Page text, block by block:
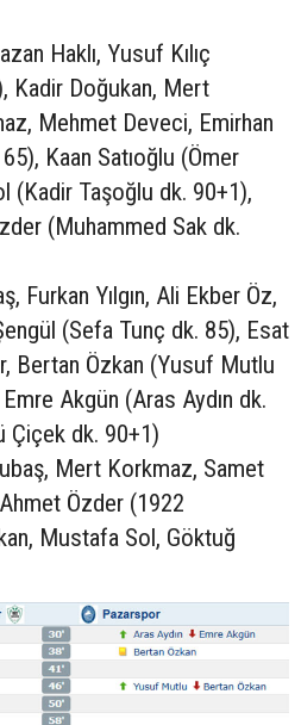
Haklı, Yusuf Kılıç
Kadir Doğukan, Mert
Mehmet Deveci, Emirhan
Kaan Satıoğlu (Ömer
(Kadir Taşoğlu dk. 90+1),
(Muhammed Sak dk.
Furkan Yılgın, Ali Ekber Öz,
(Sefa Tunç dk. 85), Esat
Bertan Özkan (Yusuf Mutlu
Akgün (Aras Aydın dk.
Çiçek dk. 90+1)
Mert Korkmaz, Samet
Ahmet Özder (1922
Mustafa Sol, Göktuğ